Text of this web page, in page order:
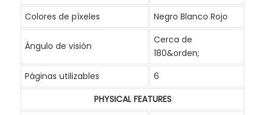
Colores de píxeles
Negro Blanco Rojo
Ángulo de visión
Cerca de
180&orden;
Páginas utilizables
6
PHYSICAL FEATURES